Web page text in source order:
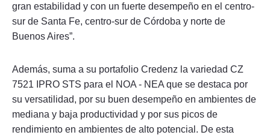
gran estabilidad y con un fuerte desempeño en el centro-
sur de Santa Fe, centro-sur de Córdoba y norte de
Buenos Aires”.
Además, suma a su portafolio Credenz la variedad CZ
7521 IPRO STS para el NOA - NEA que se destaca por
su versatilidad, por su buen desempeño en ambientes de
mediana y baja productividad y por sus picos de
rendimiento en ambientes de alto potencial. De esta